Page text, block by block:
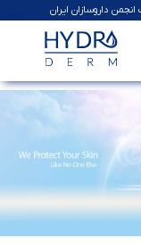
داروسازان ایران